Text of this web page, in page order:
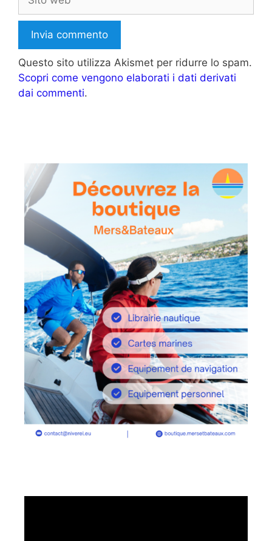
web
Questo sito utilizza Akismet per ridurre lo spam.
Scopri come vengono elaborati i dati derivati
dai commenti.